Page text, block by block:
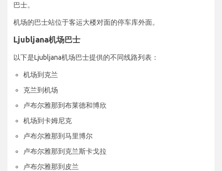
巴士。
机场的巴士站位于客运大楼对面的停车库外面。
Ljubljana机场巴士
以下是Ljubljana机场巴士提供的不同线路列表：
机场到克兰
克兰到机场
卢布尔雅那到布莱德和博欣
机场到卡姆尼克
卢布尔雅那到马里博尔
卢布尔雅那到克兰斯卡戈拉
卢布尔雅那到皮兰